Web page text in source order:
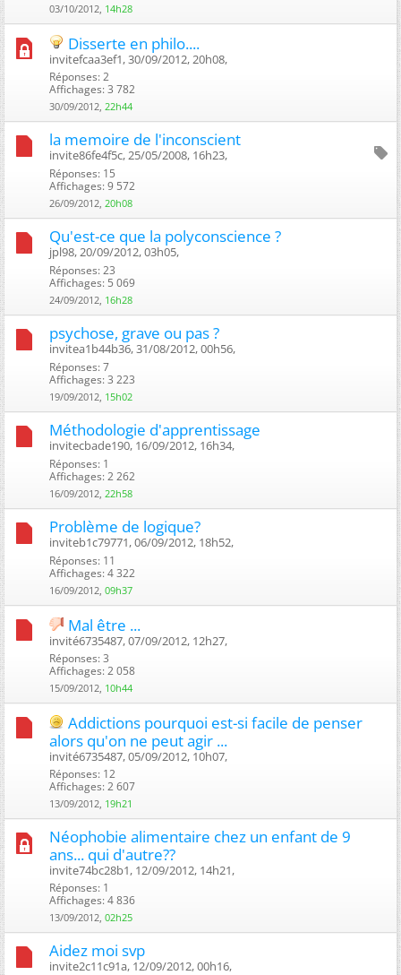
03/10/2012, 14h28
Disserte en philo....
invitefcaa3ef1, 30/09/2012, 20h08, ‎
Réponses: 2
Affichages: 3 782
30/09/2012, 22h44
la memoire de l'inconscient
invite86fe4f5c, 25/05/2008, 16h23, ‎
Réponses: 15
Affichages: 9 572
26/09/2012, 20h08
Qu'est-ce que la polyconscience ?
jpl98, 20/09/2012, 03h05, ‎
Réponses: 23
Affichages: 5 069
24/09/2012, 16h28
psychose, grave ou pas ?
invitea1b44b36, 31/08/2012, 00h56, ‎
Réponses: 7
Affichages: 3 223
19/09/2012, 15h02
Méthodologie d'apprentissage
invitecbade190, 16/09/2012, 16h34, ‎
Réponses: 1
Affichages: 2 262
16/09/2012, 22h58
Problème de logique?
inviteb1c79771, 06/09/2012, 18h52, ‎
Réponses: 11
Affichages: 4 322
16/09/2012, 09h37
Mal être ...
invité6735487, 07/09/2012, 12h27, ‎
Réponses: 3
Affichages: 2 058
15/09/2012, 10h44
Addictions pourquoi est-si facile de penser
alors qu'on ne peut agir ...
invité6735487, 05/09/2012, 10h07, ‎
Réponses: 12
Affichages: 2 607
13/09/2012, 19h21
Néophobie alimentaire chez un enfant de 9
ans... qui d'autre??
invite74bc28b1, 12/09/2012, 14h21, ‎
Réponses: 1
Affichages: 4 836
13/09/2012, 02h25
Aidez moi svp
invite2c11c91a, 12/09/2012, 00h16, ‎